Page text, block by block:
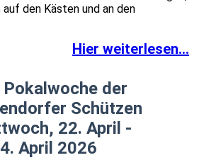
den Kästen und an den
Hier weiterlesen...
Pokalwoche der
Schützen
22. April -
April 2026